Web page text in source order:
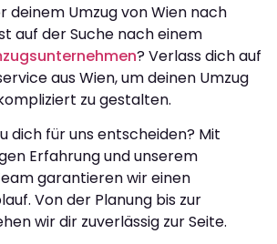
deinem Umzug von Wien nach
auf der Suche nach einem
? Verlass dich auf
aus Wien, um deinen Umzug
zu gestalten.
dich für uns entscheiden? Mit
Erfahrung und unserem
garantieren wir einen
Von der Planung bis zur
wir dir zuverlässig zur Seite.